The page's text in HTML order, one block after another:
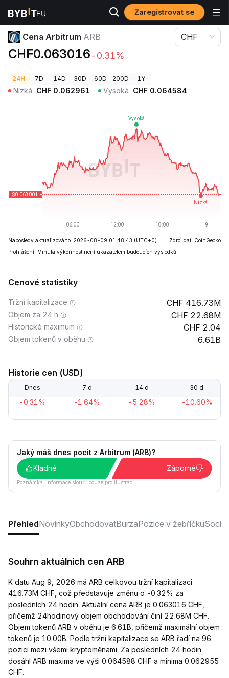
Zaregistrovat se
Ceny kryptoměn Cena Arbitrum ARB
Cena Arbitrum ARB
CHF0.063016-0.31%
CHF
24H 7D 14D 30D 60D 200D 1Y
Nízká CHF 0.062961 Vysoká CHF 0.064584
Naposledy aktualizováno: 2026-08-09 01:48:43 (UTC+0)
Zdroj dat: CoinGecko
Prohlášení: Minulá výkonnost není ukazatelem budoucích výsledků.
Cenové statistiky
Tržní kapitalizace 416.73M
Objem za 24 h 22.68M
Historické maximum 2.04
Objem tokenů v oběhu 6.61B
Historie cen (USD)
Dnes 7 d 14 d 30 d
-0.31% -1.64% -5.28% -10.60%
Jaký máš dnes pocit z Arbitrum (ARB)?
Kladné
Záporné
Poznámka: Informace slouží pouze pro ilustraci.
PřehledNovinkyObchodovatBurzaPozice v žebříčku
Souhrn aktuálních cen ARB
K datu Aug 9, 2026 má ARB celkovou tržní kapitalizaci
416.73M CHF, což představuje změnu o -0.32% za
posledních 24 hodin. Aktuální cena ARB je 0.063016 CHF,
přičemž 24hodinový objem obchodování činí 22.68M CHF.
Objem tokenů ARB v oběhu je 6.61B, přičemž maximální objem
tokenů je 10.00B. Podle tržní kapitalizace se ARB řadí na 96.
pozici mezi všemi kryptoměnami. Za posledních 24 hodin
dosáhl ARB maxima ve výši 0.064588 CHF a minima 0.062955
CHF.